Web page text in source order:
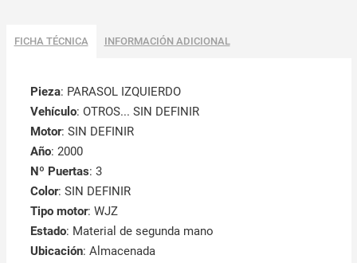
FICHA TÉCNICA INFORMACIÓN ADICIONAL
Pieza: PARASOL IZQUIERDO
Vehículo: OTROS... SIN DEFINIR
Motor: SIN DEFINIR
Año: 2000
Nº Puertas: 3
Color: SIN DEFINIR
Tipo motor: WJZ
Estado: Material de segunda mano
Ubicación: Almacenada